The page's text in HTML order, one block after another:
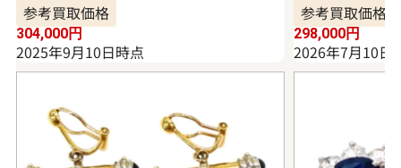
参考買取価格
304,000円
2025年9月10日時点
参考買取価格
298,000円
2026年7月10日